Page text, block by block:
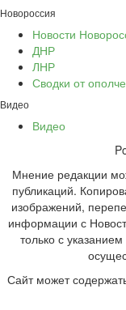
Новороссия
Новости
ДНР
ЛНР
Сводки от
Видео
Видео
Мнение редакции
публикаций.
изображений,
информации с
только с
Сайт может